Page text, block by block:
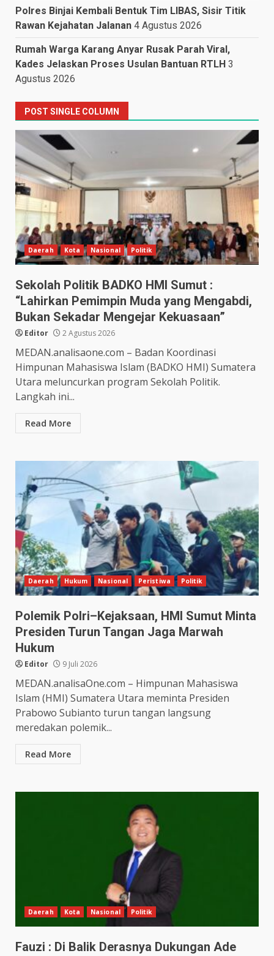
Polres Binjai Kembali Bentuk Tim LIBAS, Sisir Titik
Rawan Kejahatan Jalanan 4 Agustus 2026
Rumah Warga Karang Anyar Rusak Parah Viral,
Kades Jelaskan Proses Usulan Bantuan RTLH 3
Agustus 2026
POST SINGLE COLUMN
Daerah Kota Nasional Politik
Sekolah Politik BADKO HMI Sumut :
“Lahirkan Pemimpin Muda yang Mengabdi,
Bukan Sekadar Mengejar Kekuasaan”
Editor 2 Agustus 2026
MEDAN.analisaone.com – Badan Koordinasi
Himpunan Mahasiswa Islam (BADKO HMI) Sumatera
Utara meluncurkan program Sekolah Politik.
Langkah ini...
Read More
Daerah Hukum Nasional Peristiwa Politik
Polemik Polri–Kejaksaan, HMI Sumut Minta
Presiden Turun Tangan Jaga Marwah
Hukum
Editor 9 Juli 2026
MEDAN.analisaOne.com – Himpunan Mahasiswa
Islam (HMI) Sumatera Utara meminta Presiden
Prabowo Subianto turun tangan langsung
meredakan polemik...
Read More
Daerah Kota Nasional Politik
Fauzi : Di Balik Derasnya Dukungan Ade